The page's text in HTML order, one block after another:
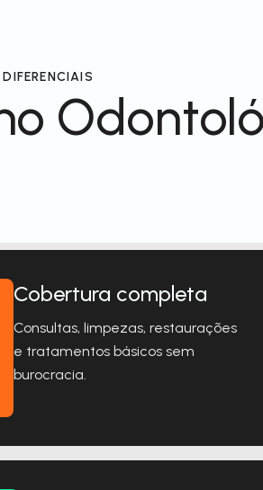
Cobertura completa
Consultas, limpezas, restaurações
e tratamentos básicos sem
burocracia.